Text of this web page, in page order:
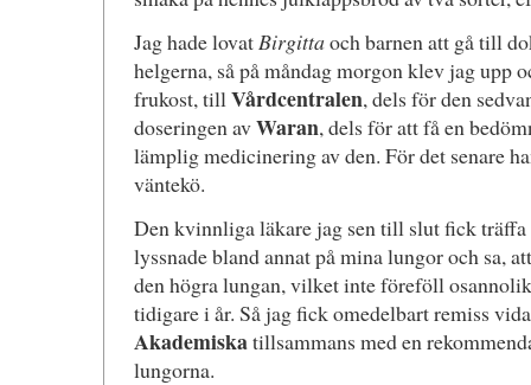
Jag hade lovatBirgittaoch barnen att gå till
helgerna, så på måndag morgon klev jag upp
frukost, tillVårdcentralen, dels för den
doseringen avWaran, dels för att få en
lämplig medicinering av den. För det senare
väntekö.
Den kvinnliga läkare jag sen till slut fick
lyssnade bland annat på mina lungor och sa,
den högra lungan, vilket inte föreföll
tidigare i år. Så jag fick omedelbart remiss
Akademiskatillsammans med en
lungorna.